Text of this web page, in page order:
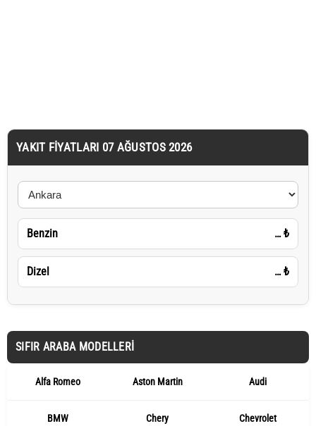
YAKIT FIYATLARI 07 AĞUSTOS 2026
Benzin … ₺
Dizel … ₺
SIFIR ARABA MODELLERI
Alfa Romeo Aston Martin Audi
BMW Chery Chevrolet